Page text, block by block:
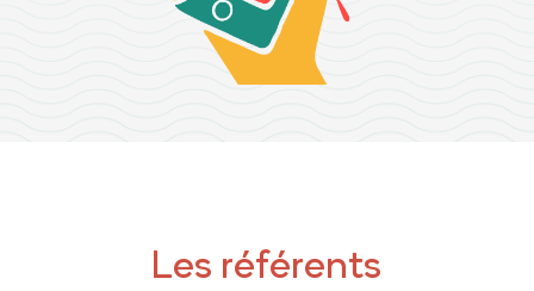
Les référents